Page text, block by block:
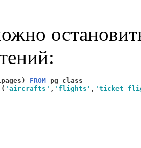
) FROM
( 'aircrafts' , 'flights' ,